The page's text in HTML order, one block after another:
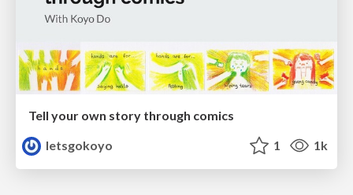
Tell your own story through comics
letsgokoyo
1 1k